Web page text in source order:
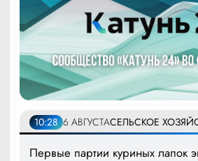
10:28 6 АВГУСТАСЕЛЬСКОЕ
Первые партии куриных лапок